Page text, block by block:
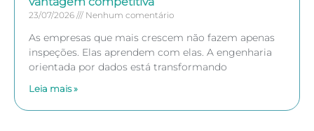
23/07/2026 Nenhum comentário
As empresas que mais crescem não fazem apenas
inspeções. Elas aprendem com elas. A engenharia
orientada por dados está transformando
Leia mais »